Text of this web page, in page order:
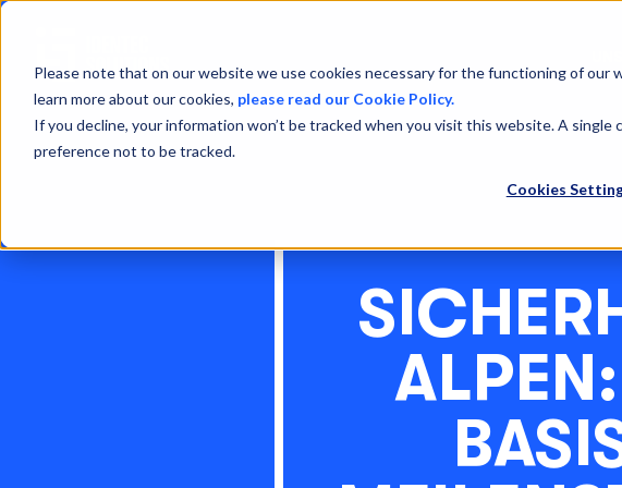
Please note that on our website we use cookies necessary for the functioning of our
learn more about our cookies, please read our Cookie Policy.
If you decline, your information won’t be tracked when you visit this website. A
preference not to be tracked.
Cookies